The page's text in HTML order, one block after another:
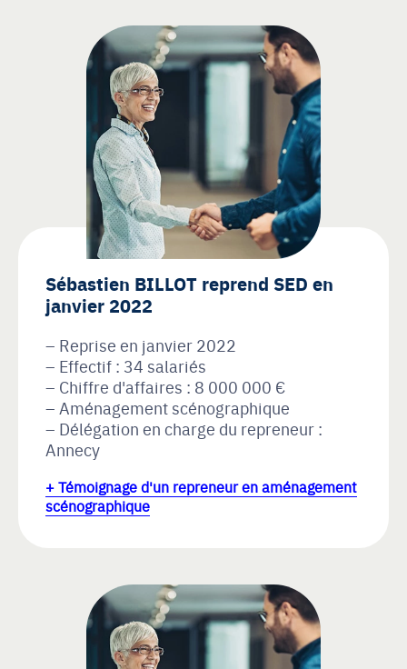
Sébastien BILLOT reprend SED en
janvier 2022
Reprise en janvier 2022
Effectif : 34 salariés
Chiffre d'affaires : 8 000 000 €
Aménagement scénographique
Délégation en charge du repreneur :
Annecy
+ Témoignage d'un repreneur en aménagement
scénographique